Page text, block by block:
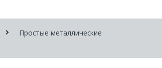
Простые металлические